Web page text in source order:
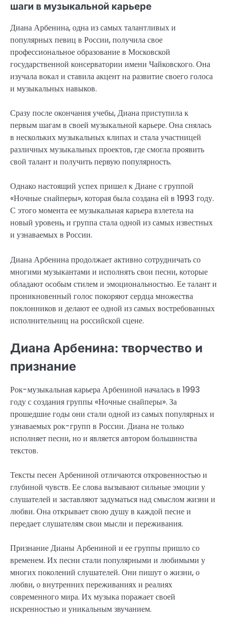
шаги в музыкальной карьере
Диана Арбенина, одна из самых талантливых и
популярных певиц в России, получила свое
профессиональное образование в Московской
государственной консерватории имени Чайковского. Она
изучала вокал и ставила акцент на развитие своего голоса
и музыкальных навыков.
Сразу после окончания учебы, Диана приступила к
первым шагам в своей музыкальной карьере. Она снялась
в нескольких музыкальных клипах и стала участницей
различных музыкальных проектов, где смогла проявить
свой талант и получить первую популярность.
Однако настоящий успех пришел к Диане с группой
«Ночные снайперы», которая была создана ей в 1993 году.
С этого момента ее музыкальная карьера взлетела на
новый уровень, и группа стала одной из самых известных
и узнаваемых в России.
Диана Арбенина продолжает активно сотрудничать со
многими музыкантами и исполнять свои песни, которые
обладают особым стилем и эмоциональностью. Ее талант и
проникновенный голос покоряют сердца множества
поклонников и делают ее одной из самых востребованных
исполнительниц на российской сцене.
Диана Арбенина: творчество и
признание
Рок-музыкальная карьера Арбениной началась в 1993
году с создания группы «Ночные снайперы». За
прошедшие годы они стали одной из самых популярных и
узнаваемых рок-групп в России. Диана не только
исполняет песни, но и является автором большинства
текстов.
Тексты песен Арбениной отличаются откровенностью и
глубиной чувств. Ее слова вызывают сильные эмоции у
слушателей и заставляют задуматься над смыслом жизни и
любви. Она открывает свою душу в каждой песне и
передает слушателям свои мысли и переживания.
Признание Дианы Арбениной и ее группы пришло со
временем. Их песни стали популярными и любимыми у
многих поколений слушателей. Они пишут о жизни, о
любви, о внутренних переживаниях и реалиях
современного мира. Их музыка поражает своей
искренностью и уникальным звучанием.